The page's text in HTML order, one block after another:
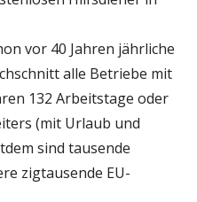
vor 40 Jahren jährliche
alle Betriebe mit
132 Arbeitstage oder
(mit Urlaub und
sind tausende
zigtausende EU-